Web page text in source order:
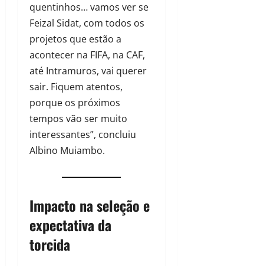
quentinhos… vamos ver se
Feizal Sidat, com todos os
projetos que estão a
acontecer na FIFA, na CAF,
até Intramuros, vai querer
sair. Fiquem atentos,
porque os próximos
tempos vão ser muito
interessantes”, concluiu
Albino Muiambo.
Impacto na seleção e
expectativa da
torcida